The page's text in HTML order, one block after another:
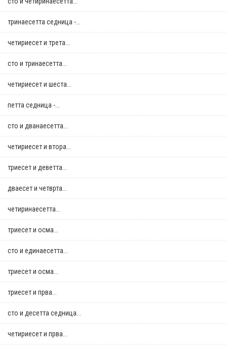
тринаесетта седница -...
четириесет и трета...
сто и тринаесетта...
четириесет и шеста...
петта седница -...
сто и дванаесетта...
четириесет и втора...
триесет и деветта...
дваесет и четврта...
четиринаесетта...
триесет и осма...
сто и единаесетта...
триесет и осма...
триесет и прва...
сто и десетта седница...
четириесет и прва...